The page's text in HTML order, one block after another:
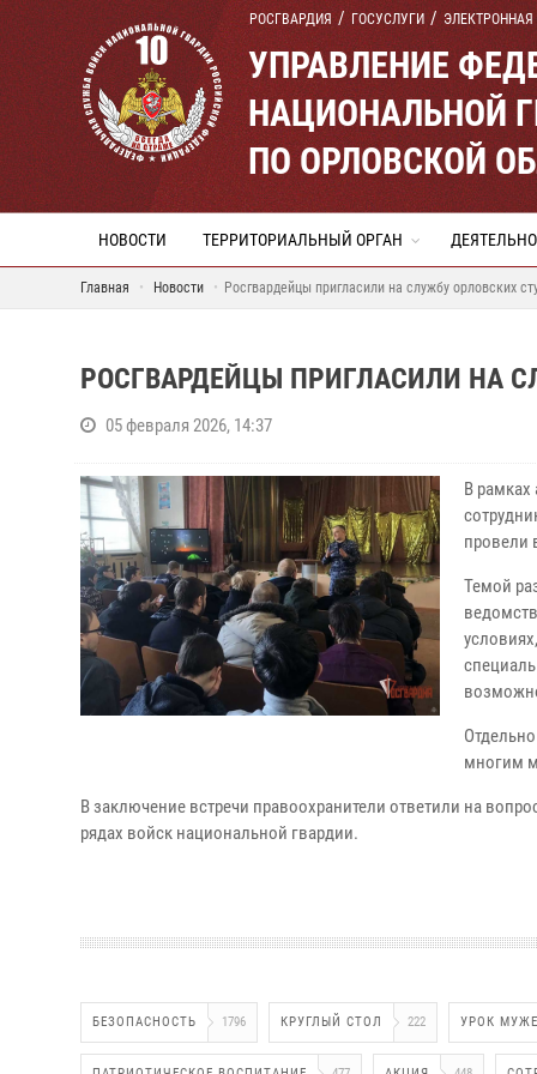
РОСГВАРДИЯ ГОСУСЛУГИ
УПРАВЛЕНИЕ
НАЦИОНАЛЬНОЙ
ПО ОРЛОВСКОЙ
НОВОСТИ ТЕРРИТОРИАЛЬНЫЙ ОРГАН
Главная Новости Росгвардейцы пригласили на службу орловских
РОСГВАРДЕЙЦЫ ПРИГЛАСИЛИ НА
05 февраля 2026, 14:37
В рамках
провели
Темой
многим
В заключение встречи правоохранители ответили на
рядах войск национальной гвардии.
БЕЗОПАСНОСТЬ 1796 КРУГЛЫЙ СТОЛ 222 УРОК